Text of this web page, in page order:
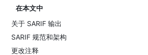
在本文中
关于 SARIF 输出
SARIF 规范和架构
更改注释